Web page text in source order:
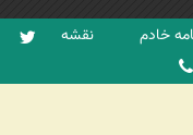
خادم نقشه